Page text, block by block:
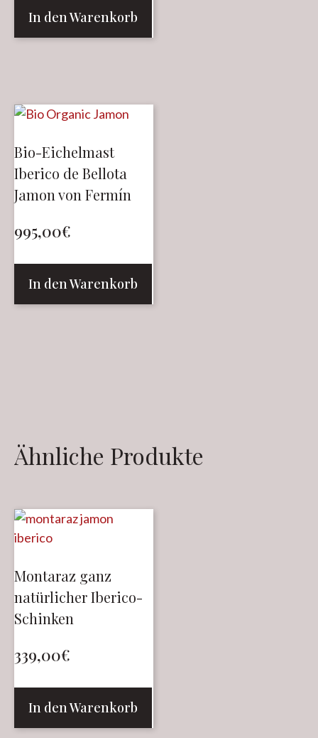
In den Warenkorb
Bio-Eichelmast
Iberico de Bellota
Jamon von Fermín
995,00€
In den Warenkorb
Ähnliche Produkte
Montaraz ganz
natürlicher Iberico-
Schinken
339,00€
In den Warenkorb